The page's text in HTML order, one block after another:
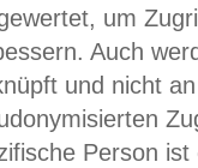
um
Auch
und nicht
Person